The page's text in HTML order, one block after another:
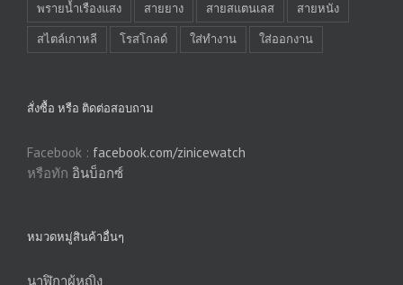
พรายน้ำเรืองแสง
สายยาง สายสแตนเลส
สายหนัง
สไตล์เกาหลี
โรสโกลด์ ใส่ทำงาน ใส่ออกงาน
สั่งซื้อ หรือ ติดต่อสอบถาม
Facebook : facebook.com/zinicewatch
หรือทัก อินบ็อกซ์
หมวดหมู่สินค้าอื่นๆ
นาฬิกาผู้หญิง